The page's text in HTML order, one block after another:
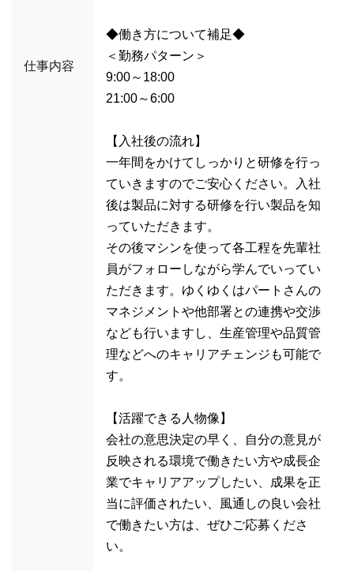
仕事内容
◆働き方について補足◆
＜勤務パターン＞
9:00～18:00
21:00～6:00
【入社後の流れ】
一年間をかけてしっかりと研修を行っ
ていきますのでご安心ください。入社
後は製品に対する研修を行い製品を知
っていただきます。
その後マシンを使って各工程を先輩社
員がフォローしながら学んでいってい
ただきます。ゆくゆくはパートさんの
マネジメントや他部署との連携や交渉
なども行いますし、生産管理や品質管
理などへのキャリアチェンジも可能で
す。
【活躍できる人物像】
会社の意思決定の早く、自分の意見が
反映される環境で働きたい方や成長企
業でキャリアアップしたい、成果を正
当に評価されたい、風通しの良い会社
で働きたい方は、ぜひご応募くださ
い。